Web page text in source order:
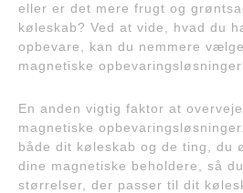
eller er det mere frugt og
køleskab? Ved at vide, hvad du
opbevare, kan du nemmere
magnetiske
En anden vigtig faktor at
magnetiske
både dit køleskab og de ting, du
dine magnetiske beholdere, så
størrelser, der passer til dit